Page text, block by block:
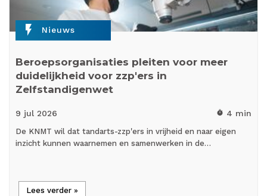
flash_on Nieuws
Beroepsorganisaties pleiten voor meer
duidelijkheid voor zzp'ers in
Zelfstandigenwet
9 jul 2026 timer 4 min
De KNMT wil dat tandarts-zzp'ers in vrijheid en naar eigen
inzicht kunnen waarnemen en samenwerken in de…
Lees verder »